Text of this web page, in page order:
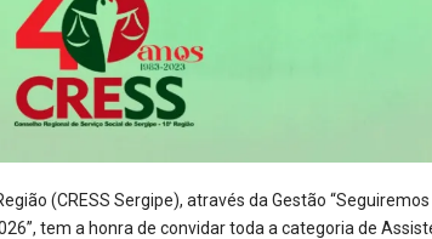
(CRESS Sergipe), através da Gestão
tem a honra de convidar toda a categoria de